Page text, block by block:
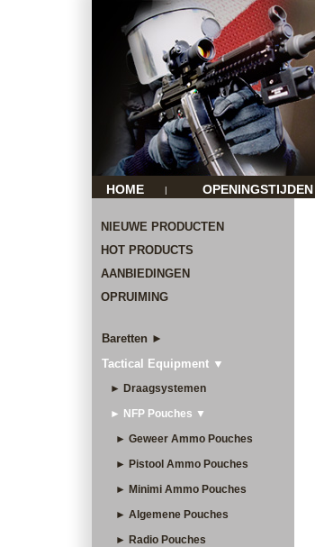
HOME | OPENINGSTIJDEN
NIEUWE PRODUCTEN
HOT PRODUCTS
AANBIEDINGEN
OPRUIMING
Baretten ►
Tactical Equipment ▼
► Draagsystemen
► NFP Pouches ▼
► Geweer Ammo Pouches
► Pistool Ammo Pouches
► Minimi Ammo Pouches
► Algemene Pouches
► Radio Pouches